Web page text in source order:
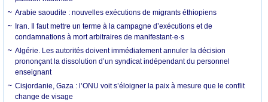
Arabie saoudite : nouvelles exécutions de migrants éthiopiens
Iran. Il faut mettre un terme à la campagne d’exécutions et de
condamnations à mort arbitraires de manifestant·e·s
Algérie. Les autorités doivent immédiatement annuler la décision
prononçant la dissolution d’un syndicat indépendant du personnel
enseignant
Cisjordanie, Gaza : l’ONU voit s’éloigner la paix à mesure que le conflit
change de visage